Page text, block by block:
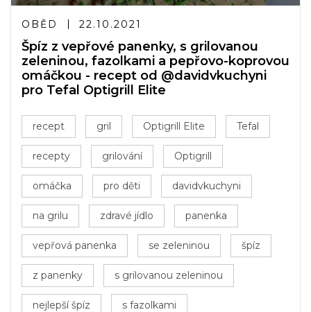
OBĚD 22.10.2021
Špíz z vepřové panenky, s grilovanou
zeleninou, fazolkami a pepřovo-koprovou
omáčkou - recept od @davidvkuchyni
pro Tefal Optigrill Elite
recept gril Optigrill Elite Tefal
recepty grilování Optigrill
omáčka pro děti davidvkuchyni
na grilu zdravé jídlo panenka
vepřová panenka se zeleninou špíz
z panenky s grilovanou zeleninou
nejlepší špíz s fazolkami